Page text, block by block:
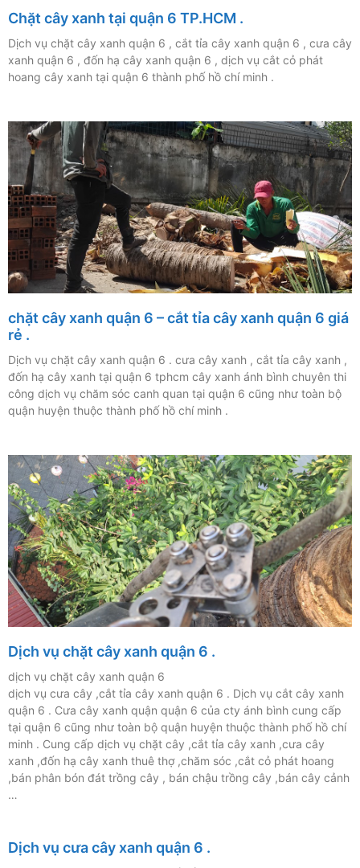
Chặt cây xanh tại quận 6 TP.HCM .
Dịch vụ chặt cây xanh quận 6 , cắt tỉa cây xanh quận 6 , cưa cây
xanh quận 6 , đốn hạ cây xanh quận 6 , dịch vụ cắt cỏ phát
hoang cây xanh tại quận 6 thành phố hồ chí minh .
chặt cây xanh quận 6 – cắt tỉa cây xanh quận 6 giá
rẻ .
Dịch vụ chặt cây xanh quận 6 . cưa cây xanh , cắt tỉa cây xanh ,
đốn hạ cây xanh tại quận 6 tphcm cây xanh ánh bình chuyên thi
công dịch vụ chăm sóc canh quan tại quận 6 cũng như toàn bộ
quận huyện thuộc thành phố hồ chí minh .
Dịch vụ chặt cây xanh quận 6 .
dịch vụ chặt cây xanh quận 6
dịch vụ cưa cây ,cắt tỉa cây xanh quận 6 . Dịch vụ cắt cây xanh
quận 6 . Cưa cây xanh quận quận 6 của cty ánh bình cung cấp
tại quận 6 cũng như toàn bộ quận huyện thuộc thành phố hồ chí
minh . Cung cấp dịch vụ chặt cây ,cắt tỉa cây xanh ,cưa cây
xanh ,đốn hạ cây xanh thuê thợ ,chăm sóc ,cắt cỏ phát hoang
,bán phân bón đát trồng cây , bán chậu trồng cây ,bán cây cảnh
…
Dịch vụ cưa cây xanh quận 6 .